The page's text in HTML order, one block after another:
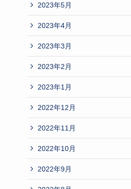
2023年5月
2023年4月
2023年3月
2023年2月
2023年1月
2022年12月
2022年11月
2022年10月
2022年9月